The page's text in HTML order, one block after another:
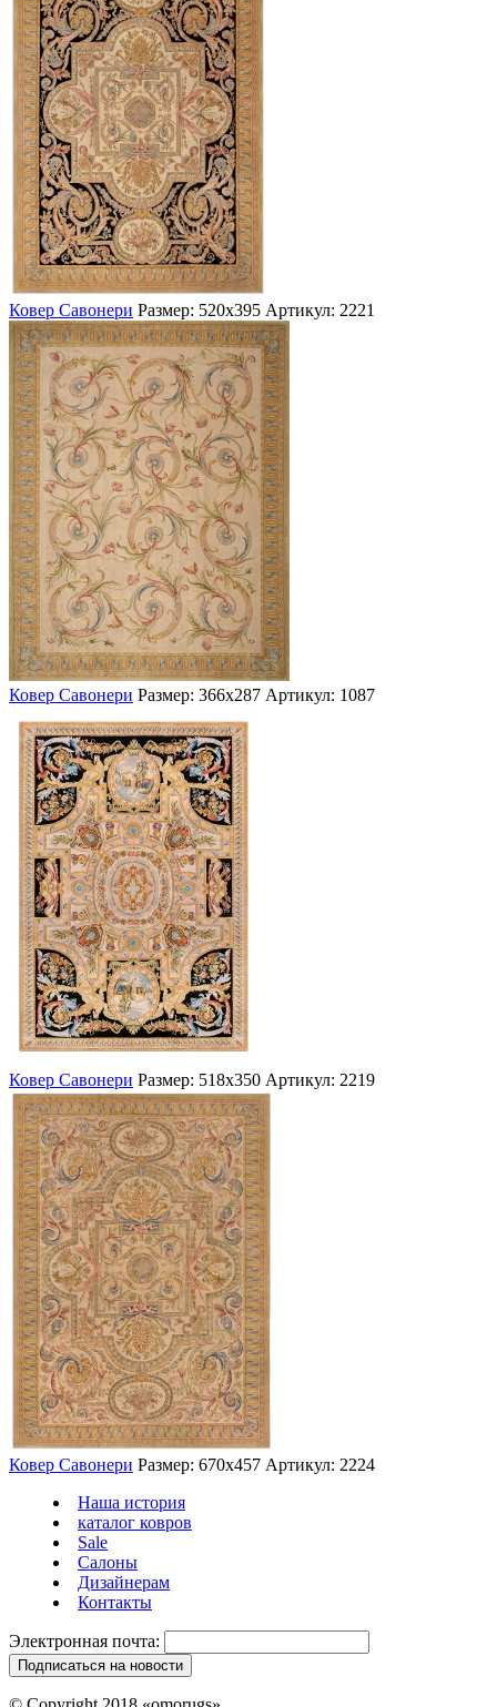
Ковер Савонери Размер: 520х395 Артикул: 2221
Ковер Савонери Размер: 366х287 Артикул: 1087
Ковер Савонери Размер: 518х350 Артикул: 2219
Ковер Савонери Размер: 670х457 Артикул: 2224
Наша история
каталог ковров
Sale
Салоны
Дизайнерам
Контакты
Электронная почта: